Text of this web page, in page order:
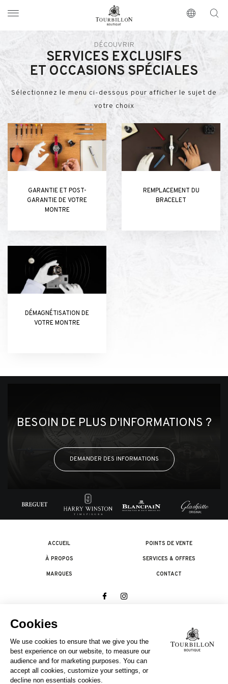
https://www.tourbillon.com/index.php/fr
DÉCOUVRIR
SERVICES EXCLUSIFS
ET OCCASIONS SPÉCIALES
Sélectionnez le menu ci-dessous pour afficher le sujet de
votre choix
GARANTIE ET POST-
GARANTIE DE VOTRE
MONTRE
REMPLACEMENT DU
BRACELET
DÉMAGNÉTISATION DE
VOTRE MONTRE
BESOIN DE PLUS D'INFORMATIONS ?
DEMANDER DES INFORMATIONS
ACCUEIL
À PROPOS
MARQUES
POINTS DE VENTE
SERVICES & OFFRES
CONTACT
UNE ENTREPRISE DU